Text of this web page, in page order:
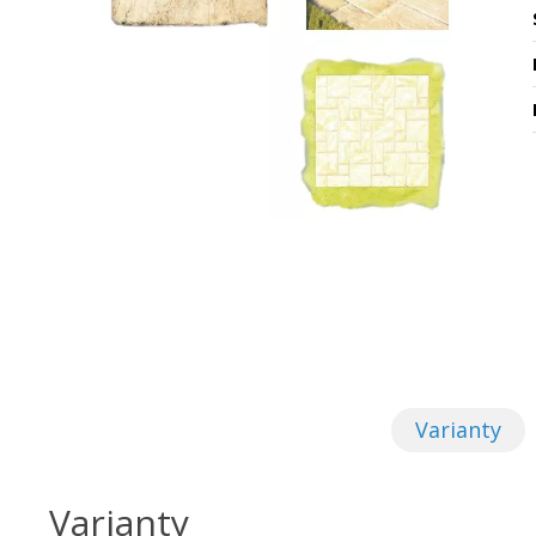
Varianty
Varianty